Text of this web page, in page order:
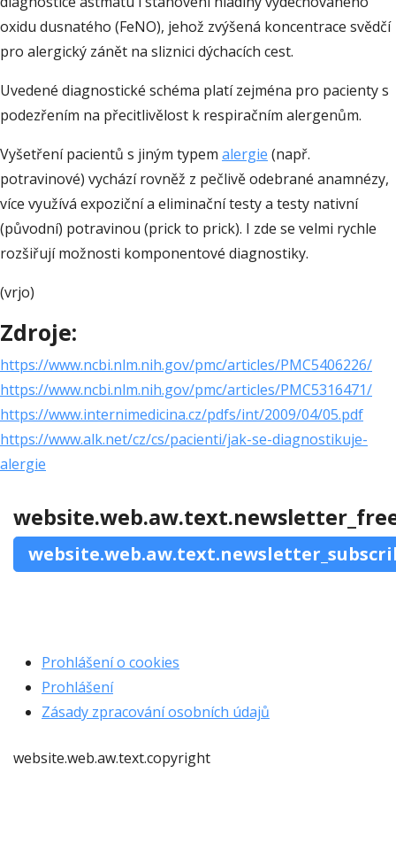
oxidu dusnatého (FeNO), jehož zvýšená koncentrace svědčí
pro alergický zánět na sliznici dýchacích cest.
Uvedené diagnostické schéma platí zejména pro pacienty s
podezřením na přecitlivělost k respiračním alergenům.
Vyšetření pacientů s jiným typem alergie (např.
potravinové) vychází rovněž z pečlivě odebrané anamnézy,
více využívá expoziční a eliminační testy a testy nativní
(původní) potravinou (prick to prick). I zde se velmi rychle
rozšiřují možnosti komponentové diagnostiky.
(vrjo)
Zdroje:
https://www.ncbi.nlm.nih.gov/pmc/articles/PMC5406226/
https://www.ncbi.nlm.nih.gov/pmc/articles/PMC5316471/
https://www.internimedicina.cz/pdfs/int/2009/04/05.pdf
https://www.alk.net/cz/cs/pacienti/jak-se-diagnostikuje-
alergie
website.web.aw.text.copyright
Prohlášení o cookies
Prohlášení
Zásady zpracování osobních údajů